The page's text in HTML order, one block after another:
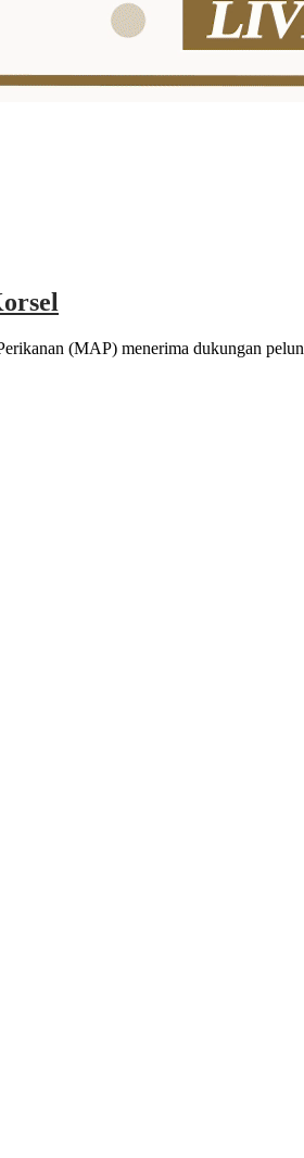
(MAP) menerima dukungan